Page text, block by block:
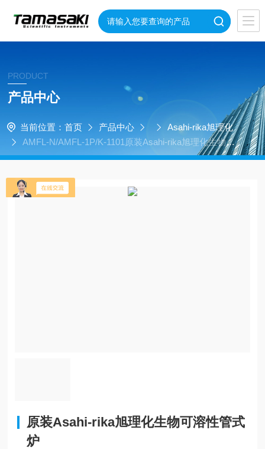
PRODUCT
产品中心
当前位置： 首页 产品中心
Asahi-rika旭理化
AMFL-N/AMFL-1P/K-1101原装Asahi-rika旭理化生物可
溶性管式炉
原装Asahi-rika旭理化生物可溶性管式
炉